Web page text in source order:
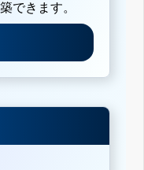
できます。